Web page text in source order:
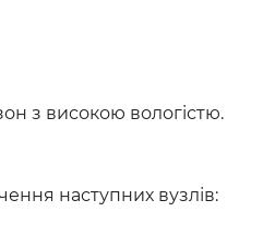
з високою вологістю.
наступних вузлів: